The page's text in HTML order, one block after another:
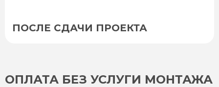
ПОСЛЕ СДАЧИ ПРОЕКТА
ОПЛАТА БЕЗ УСЛУГИ МОНТАЖА